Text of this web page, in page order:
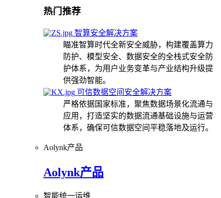
热门推荐
智算安全解决方案
瞄准智算时代全新安全威胁，构建覆盖算力
防护、模型安全、数据安全的全栈式安全防
护体系，为用户业务变革与产业结构升级提
供强劲智能。
可信数据空间安全解决方案
严格依据国家标准，聚焦数据场景化流通与
应用，打造坚实的数据流通基础设施与运营
体系，确保可信数据空间平稳落地及运行。
Aolynk产品
Aolynk产品
智能统一运维